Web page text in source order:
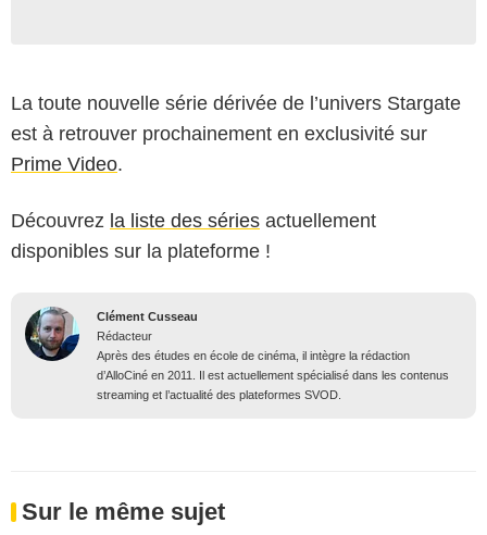
La toute nouvelle série dérivée de l’univers Stargate
est à retrouver prochainement en exclusivité sur
Prime Video.
Découvrez la liste des séries actuellement
disponibles sur la plateforme !
Clément Cusseau
Rédacteur
Après des études en école de cinéma, il intègre la rédaction
d’AlloCiné en 2011. Il est actuellement spécialisé dans les contenus
streaming et l’actualité des plateformes SVOD.
Sur le même sujet